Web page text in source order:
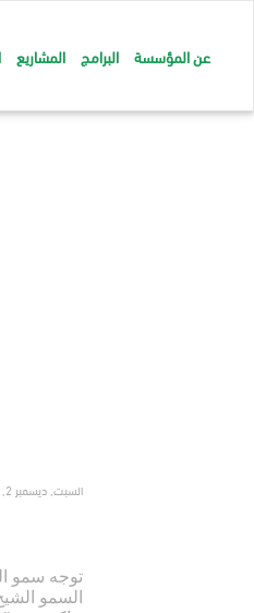
عن المؤسسة البرامج المشاريع
السبت, ديسمبر 2, 2023 أبوظبي - الامارات العربية المتحدة
توجه سمو
السمو